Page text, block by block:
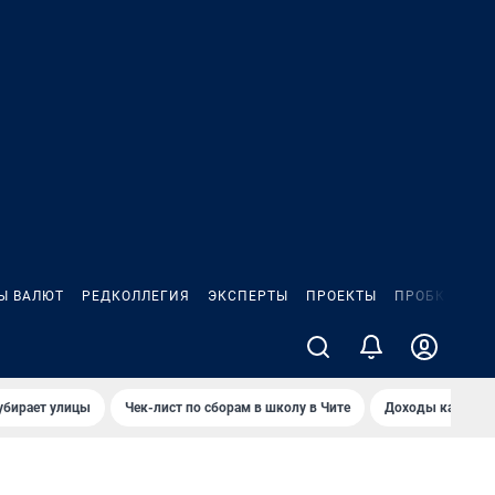
ВАЛЮТ РЕДКОЛЛЕГИЯ ЭКСПЕРТЫ ПРОЕКТЫ ПРОБКИ
улицы Чек-лист по сборам в школу в Чите Доходы